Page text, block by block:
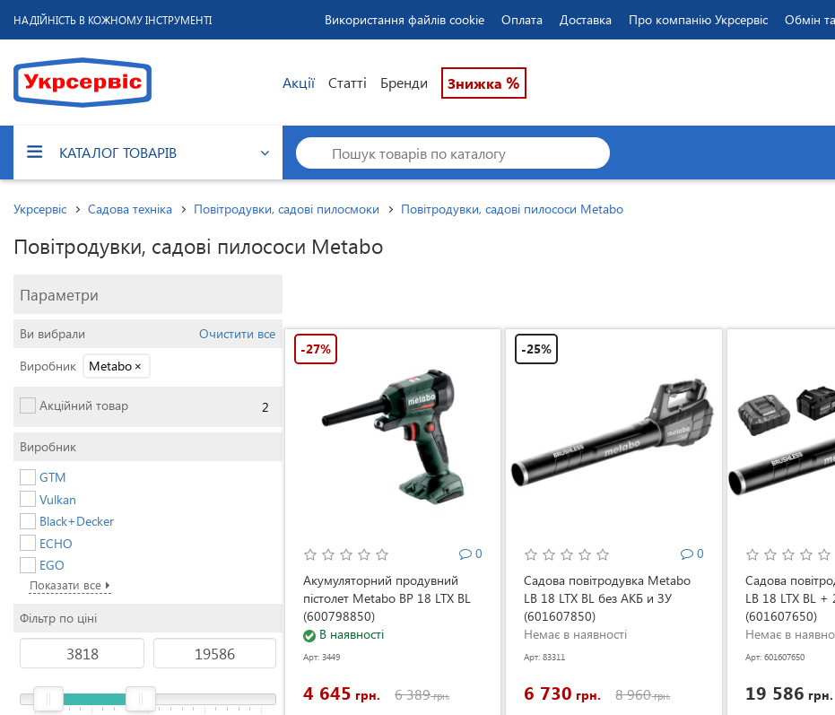
НАДІЙНІСТЬ В КОЖНОМУ ІНСТРУМЕНТІ Використання файлів cookie Оплата Доставка Про компанію Укрсервіс Обмін
Акції Статті Бренди Знижка %
КАТАЛОГ ТОВАРІВ
Укрсервіс Садова техніка Повітродувки, садові пилосмоки Повітродувки, садові пилососи Metabo
Повітродувки, садові пилососи Metabo
Параметри
Ви вибрали
Очистити все
Виробник
Metabo ×
Акційний товар 2
Виробник
GTM
Vulkan
Black+Decker
ECHO
EGO
Показати все
Фільтр по ціні
-27%
0
Акумуляторний продувний
пістолет Metabo BP 18 LTX BL
(600798850)
В наявності
Арт: 3449
4 645 грн. 6 389грн.
-25%
0
Садова повітродувка Metabo
LB 18 LTX BL без АКБ и ЗУ
(601607850)
Немає в наявності
Арт: 83311
6 730 грн. 8 960грн.
Садова
LB 18 LTX BL
(601607650)
Немає в
Арт: 601607650
19 586 грн.